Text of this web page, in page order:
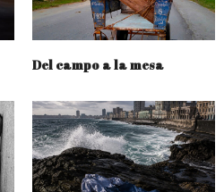
Del campo a la mesa